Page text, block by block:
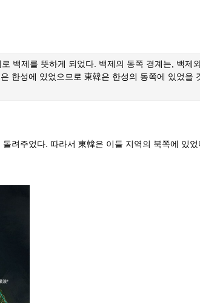
백제를 뜻하게 되었다. 백제의 동쪽 경계는, 백
한성에 있었으므로 東韓은 한성의 동쪽에 있었
려주었다. 따라서 東韓은 이들 지역의 북쪽에 있었